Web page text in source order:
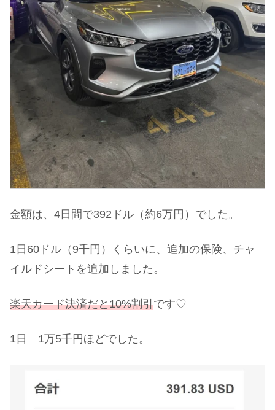
金額は、4日間で392ドル（約6万円）でした。
1日60ドル（9千円）くらいに、追加の保険、チャ
イルドシートを追加しました。
楽天カード決済だと10%割引です♡
1日 1万5千円ほどでした。